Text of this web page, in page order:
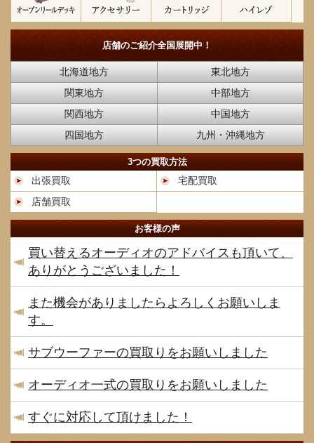
店舗のご紹介全国展開中！
北海道地方
東北地方
関東地方
中部地方
関西地方
中国地方
四国地方
九州・沖縄地方
3つの買取方法
出張買取
宅配買取
店舗買取
お客様の声
買い替えるオーディオのアドバイスも頂いて、
ありがとうございました！
また機会がありましたらよろしくお願いしま
す。
サブウーファーの買取りをお願いしました
オーディオ一式の買取りをお願いしました
すぐに対応して頂けました！